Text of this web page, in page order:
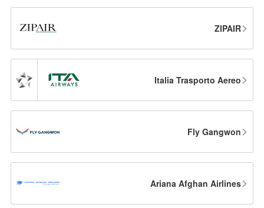
ZIPAIR
Italia Trasporto Aereo
Fly Gangwon
Ariana Afghan Airlines